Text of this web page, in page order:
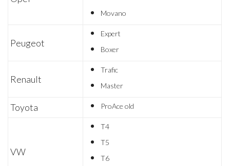
Movano
Peugeot
Expert
Boxer
Renault
Trafic
Master
Toyota ProAce old
VW
T4
T5
T6